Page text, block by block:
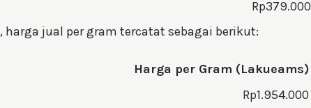
Rp379.000
, harga jual per gram tercatat sebagai berikut:
Harga per Gram (Lakueams)
Rp1.954.000